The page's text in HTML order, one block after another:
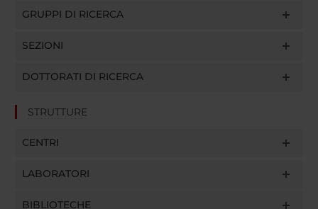
GRUPPI DI RICERCA
SEZIONI
DOTTORATI DI RICERCA
STRUTTURE
CENTRI
LABORATORI
BIBLIOTECHE